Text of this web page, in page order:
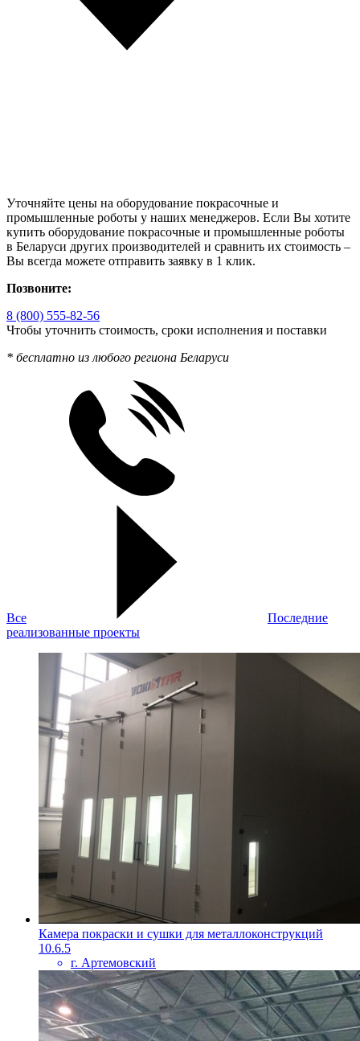
Уточняйте цены на оборудование покрасочные и
промышленные роботы у наших менеджеров. Если Вы хотите
купить оборудование покрасочные и промышленные роботы
в Беларуси других производителей и сравнить их стоимость –
Вы всегда можете отправить заявку в 1 клик.
Позвоните:
8 (800) 555-82-56
Чтобы уточнить стоимость, сроки исполнения и поставки
* бесплатно из любого региона Беларуси
Все
Последние
реализованные проекты
Камера покраски и сушки для металлоконструкций
10.6.5
г. Артемовский